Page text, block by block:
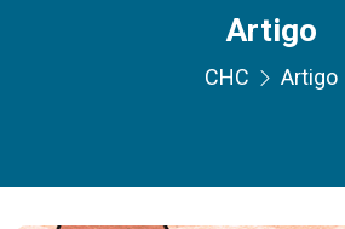
Artigo
CHC Artigo